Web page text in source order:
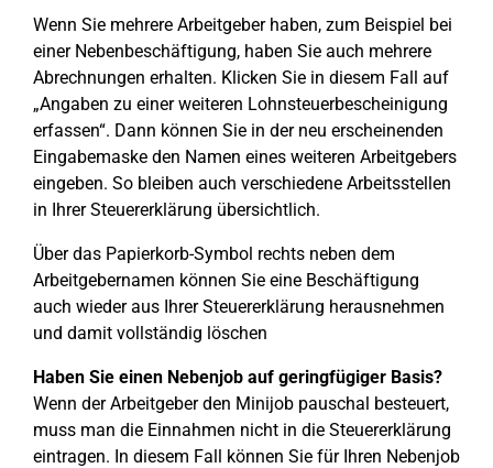
Wenn Sie mehrere Arbeitgeber haben, zum Beispiel bei
einer Nebenbeschäftigung, haben Sie auch mehrere
Abrechnungen erhalten. Klicken Sie in diesem Fall auf
„Angaben zu einer weiteren Lohnsteuerbescheinigung
erfassen“. Dann können Sie in der neu erscheinenden
Eingabemaske den Namen eines weiteren Arbeitgebers
eingeben. So bleiben auch verschiedene Arbeitsstellen
in Ihrer Steuererklärung übersichtlich.
Über das Papierkorb-Symbol rechts neben dem
Arbeitgebernamen können Sie eine Beschäftigung
auch wieder aus Ihrer Steuererklärung herausnehmen
und damit vollständig löschen
Haben Sie einen Nebenjob auf geringfügiger Basis?
Wenn der Arbeitgeber den Minijob pauschal besteuert,
muss man die Einnahmen nicht in die Steuererklärung
eintragen. In diesem Fall können Sie für Ihren Nebenjob